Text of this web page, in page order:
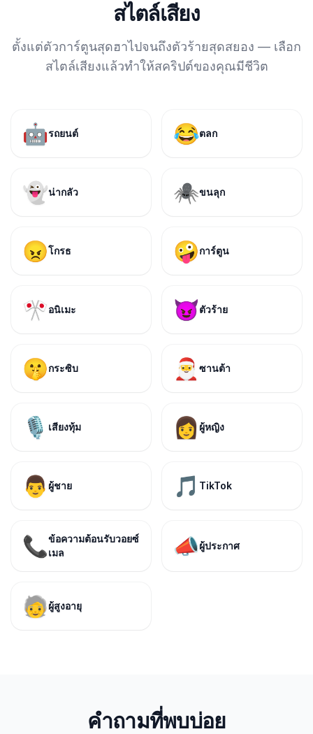
สไตล์เสียง
ตั้งแต่ตัวการ์ตูนสุดฮาไปจนถึงตัวร้ายสุดสยอง — เลือก
สไตล์เสียงแล้วทำให้สคริปต์ของคุณมีชีวิต
🤖รถยนต์ 😂ตลก
👻น่ากลัว 🕷️ขนลุก
😠โกรธ 🤪การ์ตูน
🎌อนิเมะ 😈ตัวร้าย
🤫กระซิบ 🎅 ซานต้า
🎙️ เสียงทุ้ม 👩 ผู้หญิง
👨 ผู้ชาย 🎵 TikTok
📞ข้อความต้อนรับวอยซ์
เมล
📣ผู้ประกาศ
🧓ผู้สูงอายุ
คำถามที่พบบ่อย